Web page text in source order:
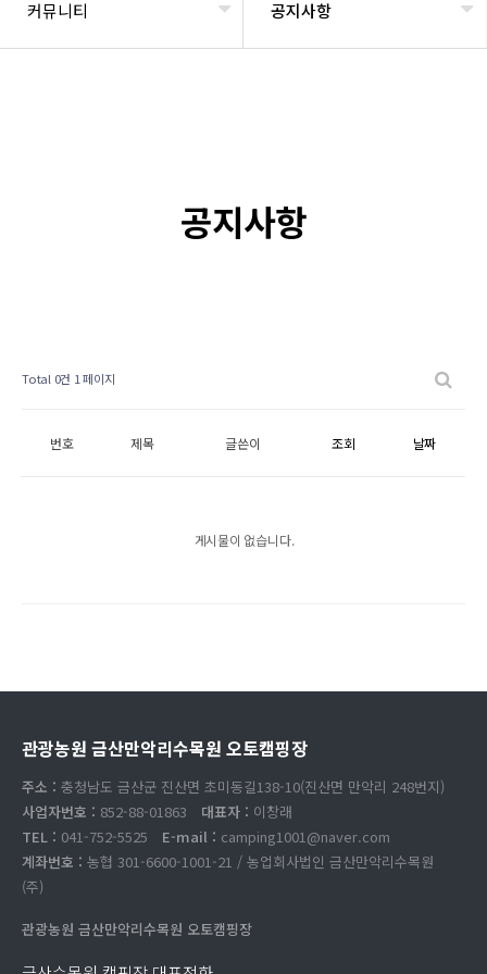
커뮤니티 공지사항
공지사항
Total 0건 1 페이지
번호 제목 글쓴이 조회 날짜
게시물이 없습니다.
관광농원 금산만악리수목원 오토캠핑장
주소 : 충청남도 금산군 진산면 초미동길138-10(진산면 만악리 248번지)
사업자번호 : 852-88-01863 대표자 : 이창래
TEL : 041-752-5525 E-mail : camping1001@naver.com
계좌번호 : 농협 301-6600-1001-21 / 농업회사법인 금산만악리수목원
(주)
관광농원 금산만악리수목원 오토캠핑장